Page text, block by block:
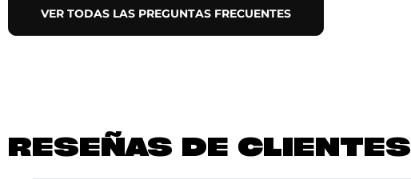
VER TODAS LAS PREGUNTAS FRECUENTES
RESEÑAS DE CLIENTES